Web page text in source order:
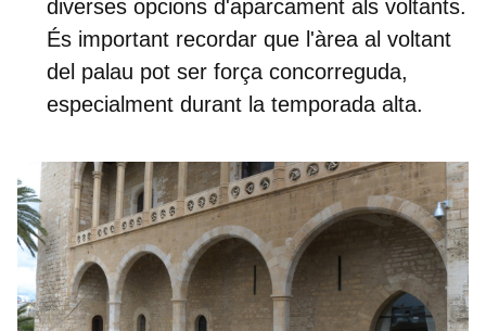
diverses opcions d'aparcament als voltants.
És important recordar que l'àrea al voltant
del palau pot ser força concorreguda,
especialment durant la temporada alta.